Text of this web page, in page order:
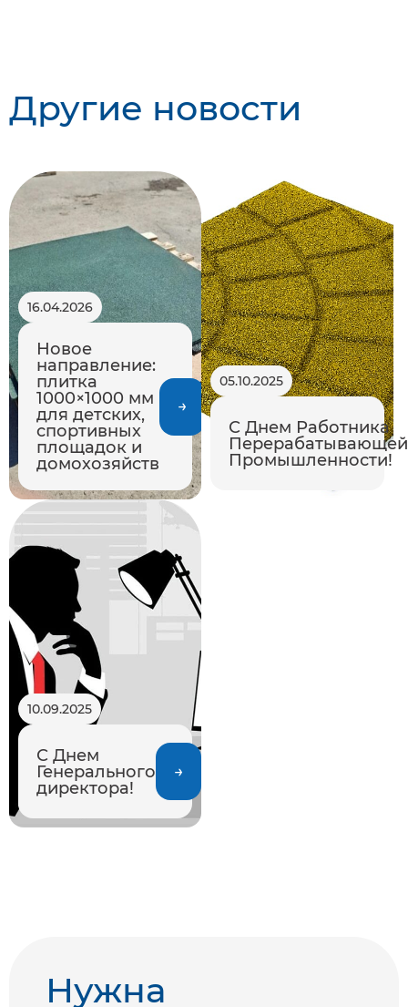
Другие новости
16.04.2026
Новое
направление:
плитка
1000×1000 мм
для детских,
спортивных
площадок и
домохозяйств
05.10.2025
С Днем Работника
Перерабатывающей
Промышленности!
10.09.2025
С Днем
Генерального
директора!
Нужна